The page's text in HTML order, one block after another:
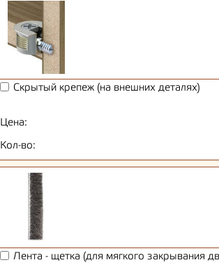
Скрытый крепеж (на внешних деталях)
Цена:
Кол-во:
Лента - щетка (для мягкого закрывания